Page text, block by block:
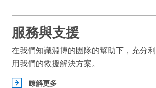
服務與支援
在我們知識淵博的團隊的幫助下，充分利
用我們的救援解決方案。
瞭解更多